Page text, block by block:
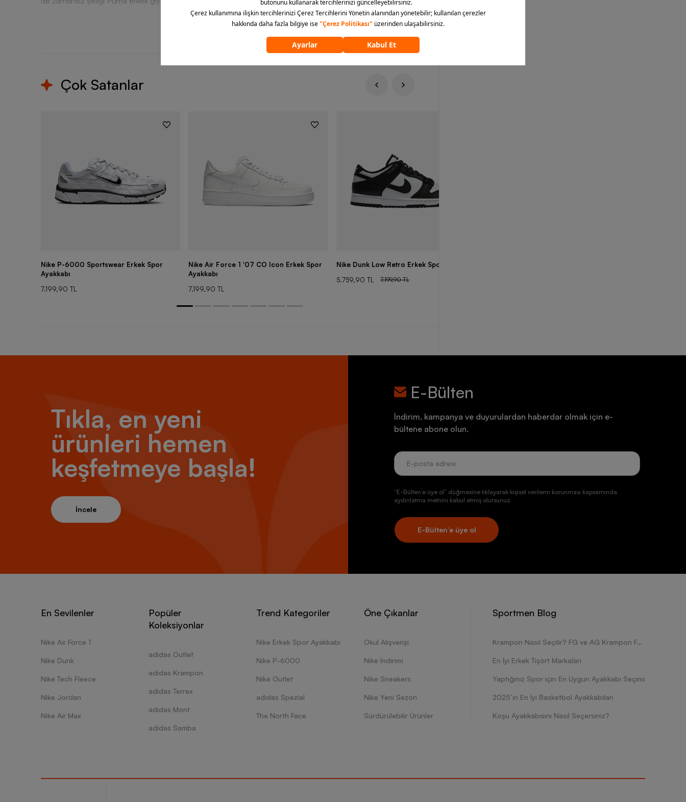
Tümünü göster
Çok Satanlar
Nike P-6000 Sportswear Erkek Spor
Ayakkabı
7.199,90 TL
Nike Air Force 1 '07 CO Icon Erkek Spor
Ayakkabı
7.199,90 TL
Nike Dunk Low Retro Erkek Spor Ayakkabı
5.759,90 TL
7.199,90 TL
Tıkla, en yeni
ürünleri hemen
keşfetmeye başla!
İncele
E-Bülten
İndirim, kampanya ve duyurulardan haberdar olmak için e-
bültene abone olun.
“E-Bülten’e üye ol” düğmesine tıklayarak kişisel verilerin korunması kapsamında
aydınlatma metnini kabul etmiş olursunuz.
E-Bülten’e üye ol
En Sevilenler
Nike Air Force 1
Nike Dunk
Nike Tech Fleece
Nike Jordan
Nike Air Max
Popüler
Koleksiyonlar
adidas Outlet
adidas Krampon
adidas Terrex
adidas Mont
adidas Samba
Trend Kategoriler
Nike Erkek Spor Ayakkabı
Nike P-6000
Nike Outlet
adidas Spezial
The North Face
Öne Çıkanlar
Okul Alışverişi
Nike İndirimi
Nike Sneakers
Nike Yeni Sezon
Sürdürülebilir Ürünler
Sportmen Blog
Krampon Nasıl Seçilir? FG ve AG Krampon Farkları Nelerdir?
En İyi Erkek Tişört Markaları
Yaptığınız Spor için En Uygun Ayakkabı Seçimi
2025’in En İyi Basketbol Ayakkabıları
Koşu Ayakkabısını Nasıl Seçersiniz?